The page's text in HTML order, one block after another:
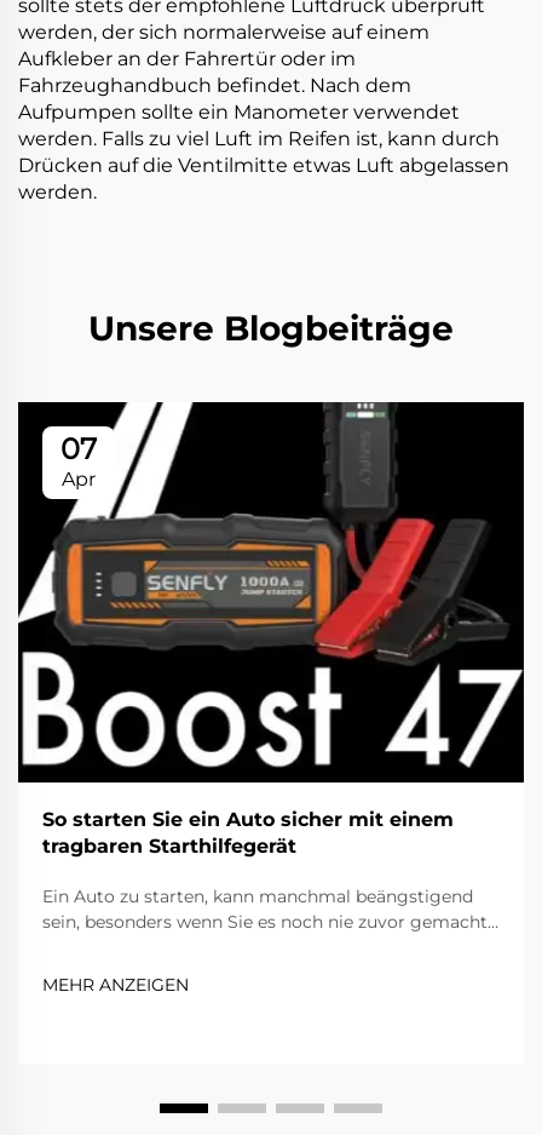
sollte stets der empfohlene Luftdruck überprüft
werden, der sich normalerweise auf einem
Aufkleber an der Fahrertür oder im
Fahrzeughandbuch befindet. Nach dem
Aufpumpen sollte ein Manometer verwendet
werden. Falls zu viel Luft im Reifen ist, kann durch
Drücken auf die Ventilmitte etwas Luft abgelassen
werden.
Unsere Blogbeiträge
07
Apr
So starten Sie ein Auto sicher mit einem
tragbaren Starthilfegerät
Ein Auto zu starten, kann manchmal beängstigend
sein, besonders wenn Sie es noch nie zuvor gemacht
Glücklicherweise können Sie mit einem tragbaren
MEHR ANZEIGEN